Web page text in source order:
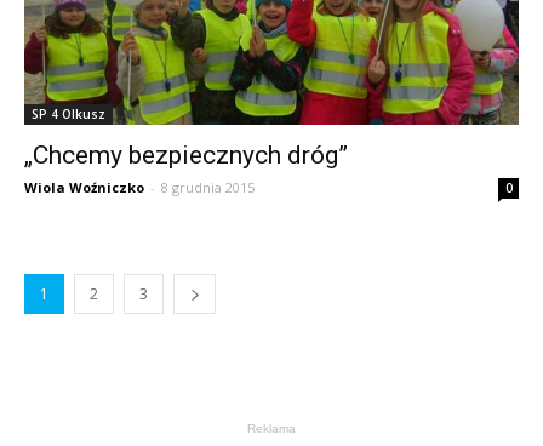
SP 4 Olkusz
„Chcemy bezpiecznych dróg”
Wiola Woźniczko - 8 grudnia 2015 0
1 2 3
Reklama